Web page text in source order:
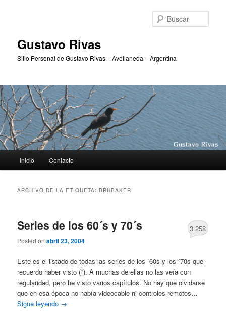
Gustavo Rivas
Sitio Personal de Gustavo Rivas – Avellaneda – Argentina
principal
Inicio Contacto
ARCHIVO DE LA ETIQUETA:BRUBAKER
Series de los 60´s y 70´s
Posted onabril 23, 2004
3.258
Este es el listado de todas las series de los ´60s y los ´70s que
recuerdo haber visto (*). A muchas de ellas no las veía con
regularidad, pero he visto varios capítulos. No hay que olvidarse
que en esa época no había videocable ni controles remotos…
Sigue leyendo →